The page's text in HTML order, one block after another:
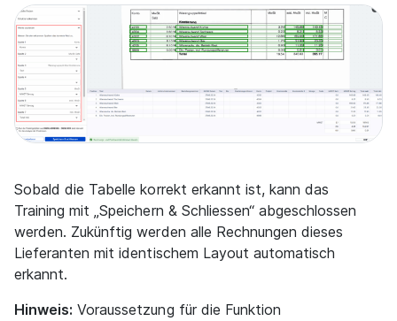
Sobald die Tabelle korrekt erkannt ist, kann das
Training mit „Speichern & Schliessen“ abgeschlossen
werden. Zukünftig werden alle Rechnungen dieses
Lieferanten mit identischem Layout automatisch
erkannt.
Hinweis: Voraussetzung für die Funktion